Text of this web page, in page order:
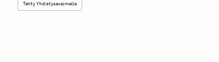
Tehty Yhdistysavaimella